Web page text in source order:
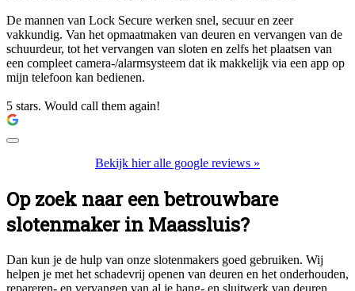
De mannen van Lock Secure werken snel, secuur en zeer
vakkundig. Van het opmaatmaken van deuren en vervangen van de
schuurdeur, tot het vervangen van sloten en zelfs het plaatsen van
een compleet camera-/alarmsysteem dat ik makkelijk via een app op
mijn telefoon kan bedienen.
5 stars. Would call them again!
Bekijk hier alle google reviews »
Op zoek naar een betrouwbare
slotenmaker in Maassluis?
Dan kun je de hulp van onze slotenmakers goed gebruiken. Wij
helpen je met het schadevrij openen van deuren en het onderhouden,
repareren- en vervangen van al je hang- en sluitwerk van deuren,